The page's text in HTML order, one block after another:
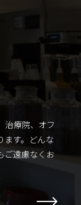
治療院、オフ
す。 どんな
ご遠慮なくお